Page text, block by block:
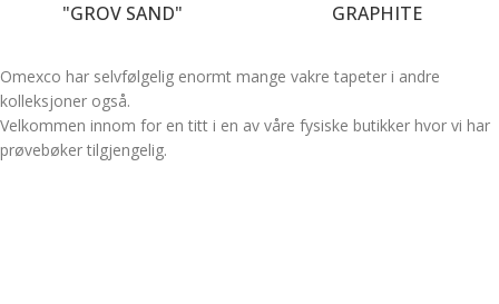
"GROV SAND" GRAPHITE
Omexco har selvfølgelig enormt mange vakre tapeter i andre
kolleksjoner også.
Velkommen innom for en titt i en av våre fysiske butikker hvor vi har
prøvebøker tilgjengelig.